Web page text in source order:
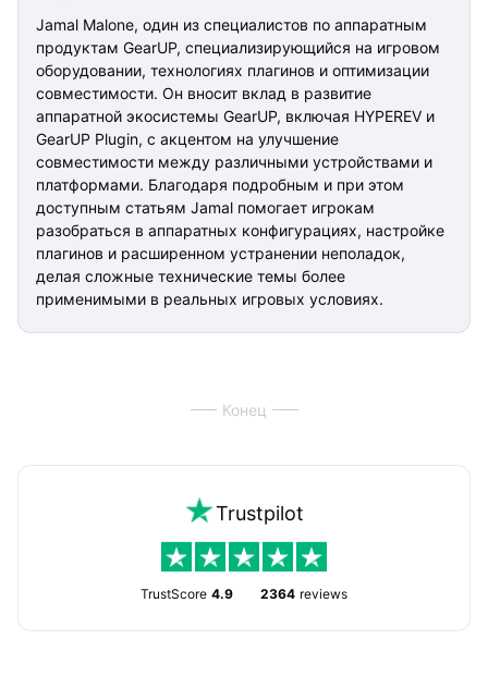
Jamal Malone, один из специалистов по аппаратным
продуктам GearUP, специализирующийся на игровом
оборудовании, технологиях плагинов и оптимизации
совместимости. Он вносит вклад в развитие
аппаратной экосистемы GearUP, включая HYPEREV и
GearUP Plugin, с акцентом на улучшение
совместимости между различными устройствами и
платформами. Благодаря подробным и при этом
доступным статьям Jamal помогает игрокам
разобраться в аппаратных конфигурациях, настройке
плагинов и расширенном устранении неполадок,
делая сложные технические темы более
применимыми в реальных игровых условиях.
Конец
Trustpilot
TrustScore 4.9 2364 reviews